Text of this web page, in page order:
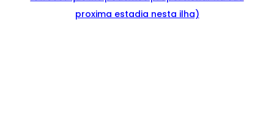
proxima estadia nesta ilha)